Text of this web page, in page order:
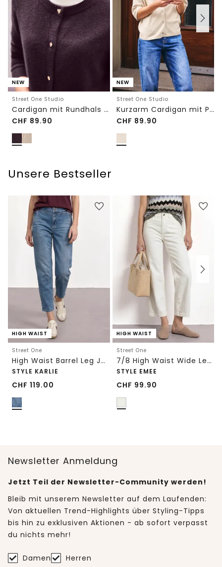
NEW
Street One Studio
Cardigan mit Rundhals und Knöpfen
CHF 89.90
NEW
Street One Studio
Kurzarm Cardigan mit Polokragen
CHF 89.90
Unsere Bestseller
HIGH WAIST
Street One
High Waist Barrel Leg Jeans im Loose Fit
STYLE KARLIE
CHF 119.00
HIGH WAIST
Street One
7/8 High Waist Wide Leg Jeans im Loose Fit
STYLE EMEE
CHF 99.90
Newsletter Anmeldung
Jetzt Teil der Newsletter-Community werden!
Bleib mit unserem Newsletter auf dem Laufenden:
Von aktuellen Trend-Highlights über Styling-Tipps
bis hin zu exklusiven Aktionen - ab sofort verpasst
du nichts mehr!
Damen Herren